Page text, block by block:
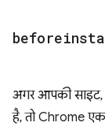
अगर आपकी साइट,
है, तो Chrome